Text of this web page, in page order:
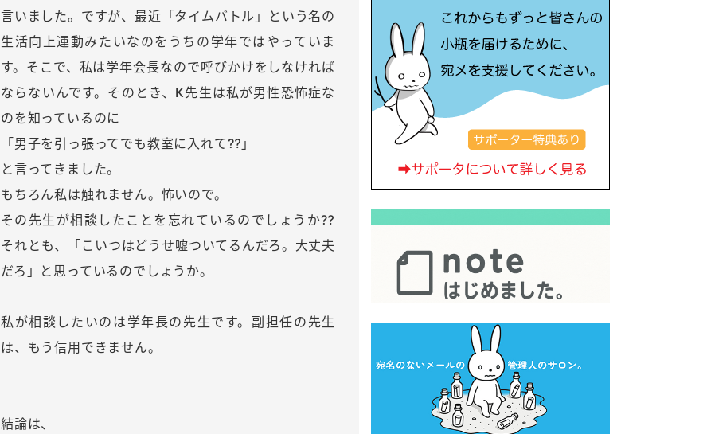
言いました。ですが、最近「タイムバトル」という名の
生活向上運動みたいなのをうちの学年ではやっていま
す。そこで、私は学年会長なので呼びかけをしなければ
ならないんです。そのとき、K先生は私が男性恐怖症な
のを知っているのに
「男子を引っ張ってでも教室に入れて⁇」
と言ってきました。
もちろん私は触れません。怖いので。
その先生が相談したことを忘れているのでしょうか⁇
それとも、「こいつはどうせ嘘ついてるんだろ。大丈夫
だろ」と思っているのでしょうか。
私が相談したいのは学年長の先生です。副担任の先生
は、もう信用できません。
結論は、